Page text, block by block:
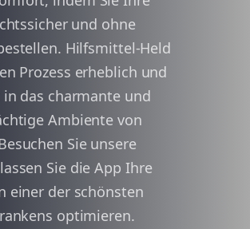
und ohne
Hilfsmittel-Held
Prozess erheblich und
das charmante und
Ambiente von
Sie unsere
Sie die App Ihre
einer der schönsten
optimieren.